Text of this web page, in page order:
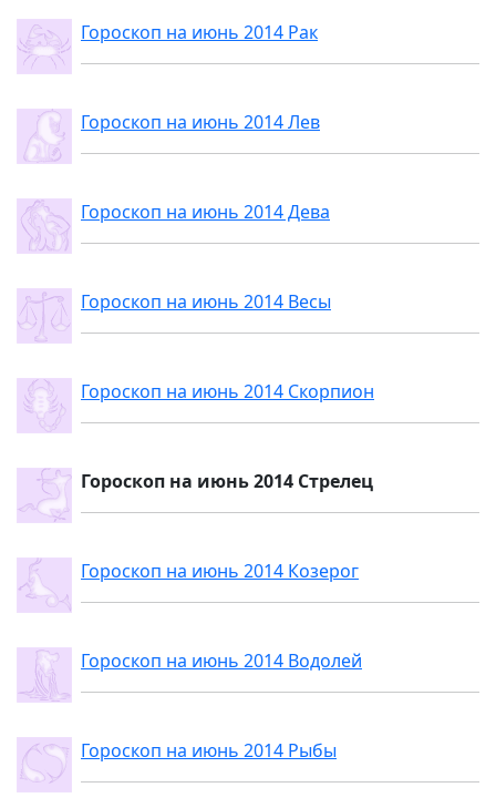
Гороскоп на июнь 2014 Рак
Гороскоп на июнь 2014 Лев
Гороскоп на июнь 2014 Дева
Гороскоп на июнь 2014 Весы
Гороскоп на июнь 2014 Скорпион
Гороскоп на июнь 2014 Стрелец
Гороскоп на июнь 2014 Козерог
Гороскоп на июнь 2014 Водолей
Гороскоп на июнь 2014 Рыбы